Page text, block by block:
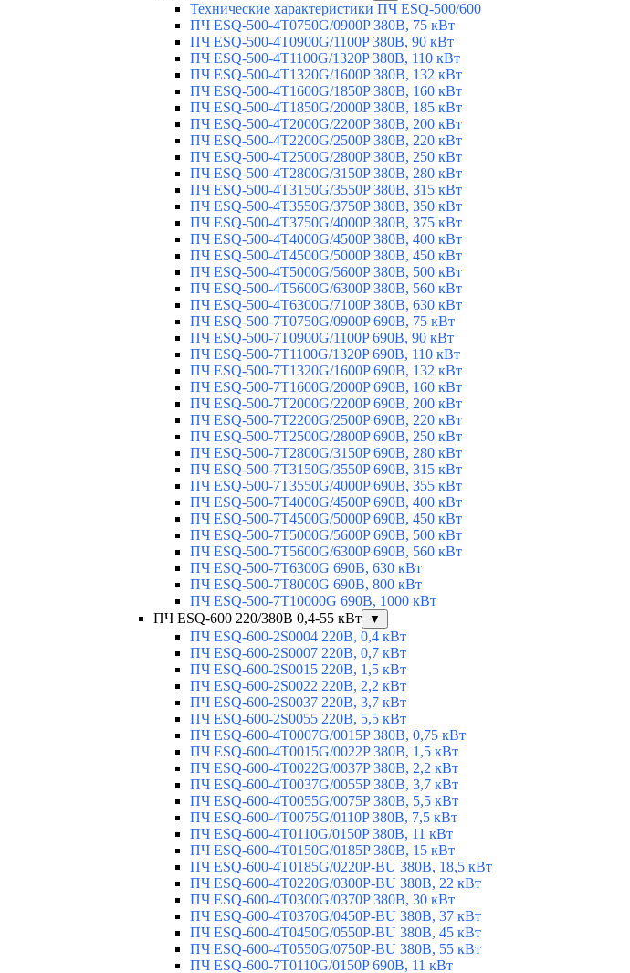
Технические характеристики ПЧ ESQ-500/600
ПЧ ESQ-500-4T0750G/0900P 380В, 75 кВт
ПЧ ESQ-500-4T0900G/1100P 380В, 90 кВт
ПЧ ESQ-500-4T1100G/1320P 380В, 110 кВт
ПЧ ESQ-500-4T1320G/1600P 380В, 132 кВт
ПЧ ESQ-500-4T1600G/1850P 380В, 160 кВт
ПЧ ESQ-500-4T1850G/2000P 380В, 185 кВт
ПЧ ESQ-500-4T2000G/2200P 380В, 200 кВт
ПЧ ESQ-500-4T2200G/2500P 380В, 220 кВт
ПЧ ESQ-500-4T2500G/2800P 380В, 250 кВт
ПЧ ESQ-500-4T2800G/3150P 380В, 280 кВт
ПЧ ESQ-500-4T3150G/3550P 380В, 315 кВт
ПЧ ESQ-500-4T3550G/3750P 380В, 350 кВт
ПЧ ESQ-500-4T3750G/4000P 380В, 375 кВт
ПЧ ESQ-500-4T4000G/4500P 380В, 400 кВт
ПЧ ESQ-500-4T4500G/5000P 380В, 450 кВт
ПЧ ESQ-500-4T5000G/5600P 380В, 500 кВт
ПЧ ESQ-500-4T5600G/6300P 380В, 560 кВт
ПЧ ESQ-500-4T6300G/7100P 380В, 630 кВт
ПЧ ESQ-500-7T0750G/0900P 690В, 75 кВт
ПЧ ESQ-500-7T0900G/1100P 690В, 90 кВт
ПЧ ESQ-500-7T1100G/1320P 690В, 110 кВт
ПЧ ESQ-500-7T1320G/1600P 690В, 132 кВт
ПЧ ESQ-500-7T1600G/2000P 690В, 160 кВт
ПЧ ESQ-500-7T2000G/2200P 690В, 200 кВт
ПЧ ESQ-500-7T2200G/2500P 690В, 220 кВт
ПЧ ESQ-500-7T2500G/2800P 690В, 250 кВт
ПЧ ESQ-500-7T2800G/3150P 690В, 280 кВт
ПЧ ESQ-500-7T3150G/3550P 690В, 315 кВт
ПЧ ESQ-500-7T3550G/4000P 690В, 355 кВт
ПЧ ESQ-500-7T4000G/4500P 690В, 400 кВт
ПЧ ESQ-500-7T4500G/5000P 690В, 450 кВт
ПЧ ESQ-500-7T5000G/5600P 690В, 500 кВт
ПЧ ESQ-500-7T5600G/6300P 690В, 560 кВт
ПЧ ESQ-500-7T6300G 690В, 630 кВт
ПЧ ESQ-500-7T8000G 690В, 800 кВт
ПЧ ESQ-500-7T10000G 690В, 1000 кВт
ПЧ ESQ-600 220/380В 0,4-55 кВт
▼
ПЧ ESQ-600-2S0004 220В, 0,4 кВт
ПЧ ESQ-600-2S0007 220В, 0,7 кВт
ПЧ ESQ-600-2S0015 220В, 1,5 кВт
ПЧ ESQ-600-2S0022 220В, 2,2 кВт
ПЧ ESQ-600-2S0037 220В, 3,7 кВт
ПЧ ESQ-600-2S0055 220В, 5,5 кВт
ПЧ ESQ-600-4T0007G/0015P 380В, 0,75 кВт
ПЧ ESQ-600-4T0015G/0022P 380В, 1,5 кВт
ПЧ ESQ-600-4T0022G/0037P 380В, 2,2 кВт
ПЧ ESQ-600-4T0037G/0055P 380В, 3,7 кВт
ПЧ ESQ-600-4T0055G/0075P 380В, 5,5 кВт
ПЧ ESQ-600-4T0075G/0110P 380В, 7,5 кВт
ПЧ ESQ-600-4T0110G/0150P 380В, 11 кВт
ПЧ ESQ-600-4T0150G/0185P 380В, 15 кВт
ПЧ ESQ-600-4T0185G/0220P-BU 380В, 18,5 кВт
ПЧ ESQ-600-4T0220G/0300P-BU 380В, 22 кВт
ПЧ ESQ-600-4T0300G/0370P 380В, 30 кВт
ПЧ ESQ-600-4T0370G/0450P-BU 380В, 37 кВт
ПЧ ESQ-600-4T0450G/0550P-BU 380В, 45 кВт
ПЧ ESQ-600-4T0550G/0750P-BU 380В, 55 кВт
ПЧ ESQ-600-7T0110G/0150P 690В, 11 кВт